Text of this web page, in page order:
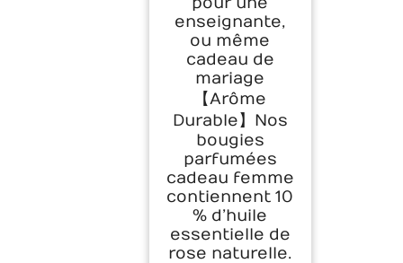
enseignante,
ou même
cadeau de
mariage
【Arôme
Durable】Nos
bougies
parfumées
cadeau femme
contiennent 10
% d’huile
essentielle de
rose naturelle.